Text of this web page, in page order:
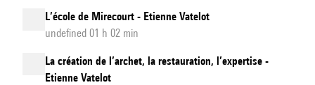
L’école de Mirecourt - Etienne Vatelot
undefined 01 h 02 min
La création de l’archet, la restauration, l’expertise -
Etienne Vatelot